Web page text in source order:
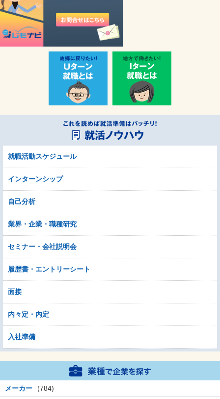
就職活動スケジュール
インターンシップ
自己分析
業界・企業・職種研究
セミナー・会社説明会
履歴書・エントリーシート
面接
内々定・内定
入社準備
メーカー (784)